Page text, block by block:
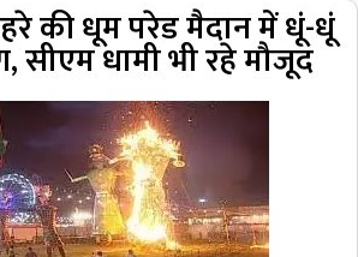
की धूम परेड मैदान में धूं-धूं
सीएम धामी भी रहे मौजूद